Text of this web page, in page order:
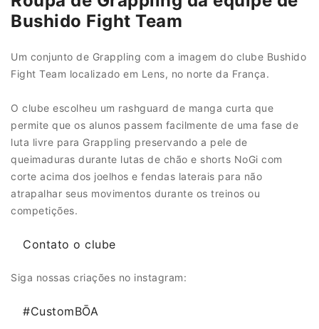
Bushido Fight Team
Um conjunto de Grappling com a imagem do clube Bushido
Fight Team localizado em Lens, no norte da França.
O clube escolheu um rashguard de manga curta que
permite que os alunos passem facilmente de uma fase de
luta livre para Grappling preservando a pele de
queimaduras durante lutas de chão e shorts NoGi com
corte acima dos joelhos e fendas laterais para não
atrapalhar seus movimentos durante os treinos ou
competições.
Contato o clube
Siga nossas criações no instagram:
#CustomBŌA